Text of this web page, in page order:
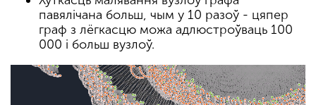
павялічана больш, чым у 10 разоў - цяпер
граф з лёгкасцю можа адлюстроўваць 100
000 і больш вузлоў.